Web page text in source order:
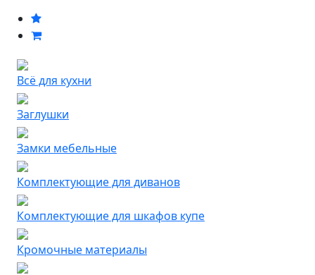
Всё для кухни
Заглушки
Замки мебельные
Комплектующие для диванов
Комплектующие для шкафов купе
Кромочные материалы